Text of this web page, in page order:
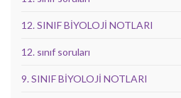
12. SINIF BİYOLOJİ NOTLARI
12. sınıf soruları
9. SINIF BİYOLOJİ NOTLARI